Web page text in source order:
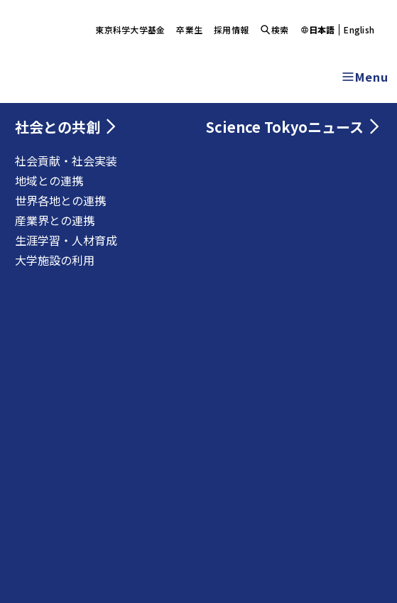
Menu
社会との共創
社会貢献・社会実装
地域との連携
世界各地との連携
産業界との連携
生涯学習・人材育成
大学施設の利用
Science Tokyoニュース
東京科学大学基金 卒業生 採用情報 検索 日本語 English